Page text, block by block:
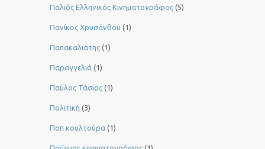
Παλιός Ελληνικός Κινηματογράφος (5)
Πανίκος Χρυσάνθου (1)
Παπακαλιάτης (1)
Παραγγελιά (1)
Παύλος Τάσιος (1)
Πολιτική (3)
Ποπ κουλτούρα (1)